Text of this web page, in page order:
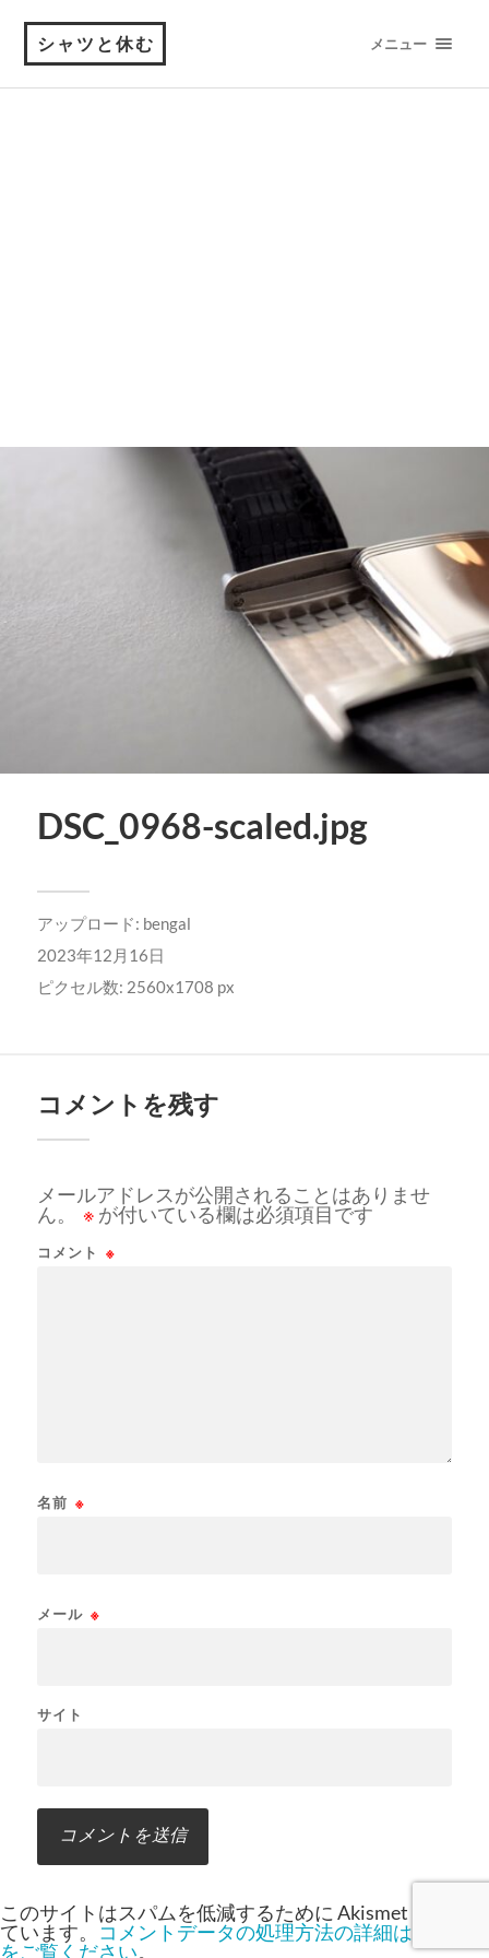
シャツと休む メニュー
DSC_0968-scaled.jpg
アップロード: bengal
2023年12月16日
ピクセル数: 2560x1708 px
コメントを残す
メールアドレスが公開されることはありませ
ん。
※ が付いている欄は必須項目です
コメント ※
名前 ※
メール ※
サイト
このサイトはスパムを低減するために Akismet を使っ
ています。 コメントデータの処理方法の詳細はこちら
をご覧ください。